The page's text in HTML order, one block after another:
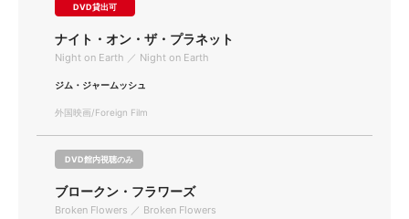
DVD貸出可
ナイト・オン・ザ・プラネット
Night on Earth ／ Night on Earth
ジム・ジャームッシュ
外国映画/Foreign Film
DVD館内視聴のみ
ブロークン・フラワーズ
Broken Flowers ／ Broken Flowers